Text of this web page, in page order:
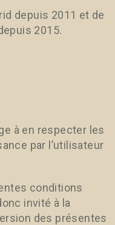
depuis 2011 et de
2015.
à en respecter les
par l’utilisateur
conditions
invité à la
des présentes